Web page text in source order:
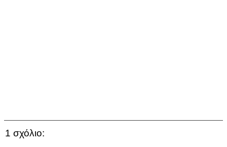
1 σχόλιο: